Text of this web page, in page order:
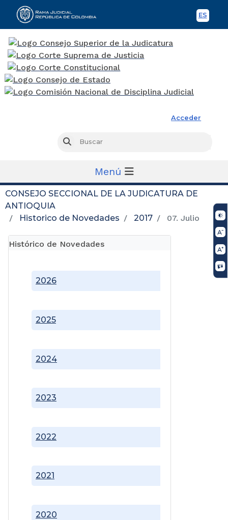
ES
Acceder
Buscar
Menú
CONSEJO SECCIONAL DE LA JUDICATURA DE
ANTIOQUIA
Historico de Novedades
2017 07. Julio
Histórico de Novedades
2020
2021
2022
2023
2024
2025
2026